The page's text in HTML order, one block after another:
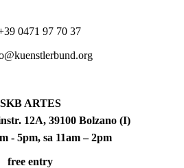
0471 97 70 37
SKB ARTES
12A, 39100 Bolzano (I)
- 5pm, sa 11am – 2pm
free entry